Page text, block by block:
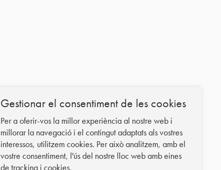
Gestionar el consentiment de les cookies
Per a oferir-vos la millor experiència al nostre web i
millorar la navegació i el contingut adaptats als vostres
interessos, utilitzem cookies. Per això analitzem, amb el
vostre consentiment, l'ús del nostre lloc web amb eines
de tracking i cookies.